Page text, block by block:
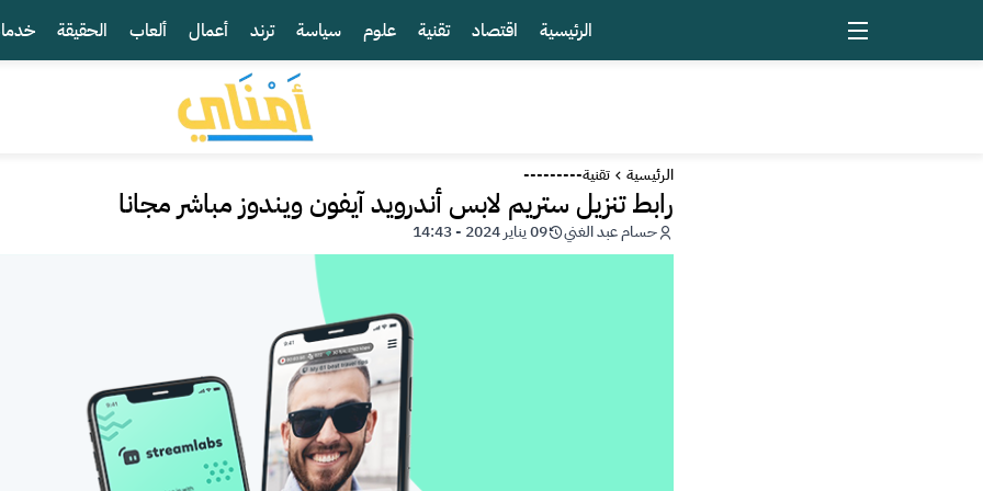
الرئيسية اقتصاد تقنية علوم سياسة ترند أعمال ألعاب الحقيقة
الرئيسية تقنية---------
رابط تنزيل ستريم لابس أندرويد آيفون ويندوز مباشر مجانا
حسام عبد الغني 09 يناير 2024 - 14:43